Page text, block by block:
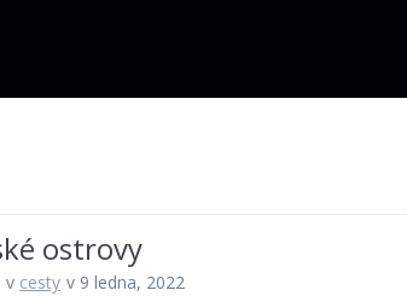
ostrovy
v cesty v 9 ledna, 2022